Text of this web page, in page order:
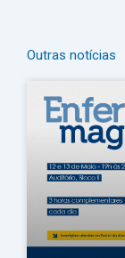
Outras notícias